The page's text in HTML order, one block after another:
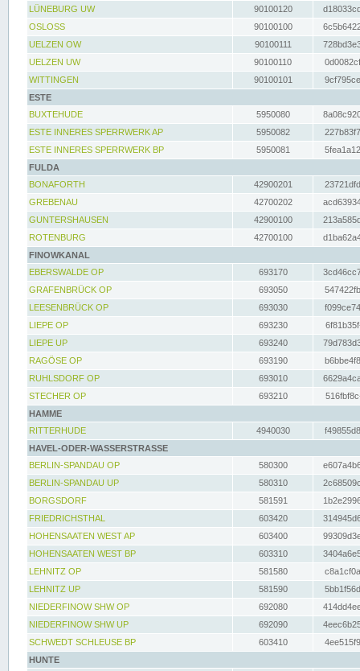
LÜNEBURG UW
90100120
OSLOSS
90100100
UELZEN OW
90100111
UELZEN UW
90100110
WITTINGEN
90100101
ESTE
BUXTEHUDE
5950080
ESTE INNERES SPERRWERK AP
5950082
ESTE INNERES SPERRWERK BP
5950081
FULDA
BONAFORTH
42900201
GREBENAU
42700202
GUNTERSHAUSEN
42900100
ROTENBURG
42700100
FINOWKANAL
EBERSWALDE OP
693170
GRAFENBRÜCK OP
693050
LEESENBRÜCK OP
693030
LIEPE OP
693230
LIEPE UP
693240
RAGÖSE OP
693190
RUHLSDORF OP
693010
STECHER OP
693210
HAMME
RITTERHUDE
4940030
HAVEL-ODER-WASSERSTRASSE
BERLIN-SPANDAU OP
580300
BERLIN-SPANDAU UP
580310
BORGSDORF
581591
FRIEDRICHSTHAL
603420
HOHENSAATEN WEST AP
603400
HOHENSAATEN WEST BP
603310
LEHNITZ OP
581580
LEHNITZ UP
581590
NIEDERFINOW SHW OP
692080
NIEDERFINOW SHW UP
692090
SCHWEDT SCHLEUSE BP
603410
HUNTE